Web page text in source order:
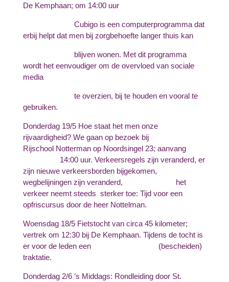
De Kemphaan; om 14:00 uur
Cubigo is een computerprogramma dat
erbij helpt dat men bij zorgbehoefte langer thuis kan
blijven wonen. Met dit programma
wordt het eenvoudiger om de overvloed van sociale
media
te overzien, bij te houden en vooral te
gebruiken.
Donderdag 19/5 Hoe staat het men onze
rijvaardigheid? We gaan op bezoek bij
Rijschool Notterman op Noordsingel 23; aanvang
14:00 uur. Verkeersregels zijn veranderd, er
zijn nieuwe verkeersborden bijgekomen,
wegbelijningen zijn veranderd, het
verkeer neemt steeds sterker toe: Tijd voor een
opfriscursus door de heer Nottelman.
Woensdag 18/5 Fietstocht van circa 45 kilometer;
vertrek om 12:30 bij De Kemphaan. Tijdens de tocht is
er voor de leden een (bescheiden)
traktatie.
Donderdag 2/6 ’s Middags: Rondleiding door St.